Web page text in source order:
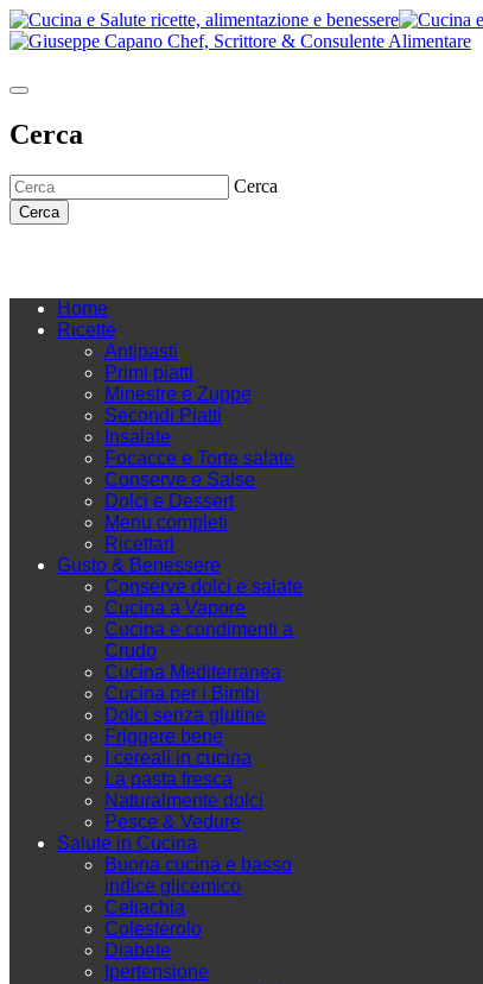
Cerca
Cerca
Cerca
Home
Ricette
Antipasti
Primi piatti
Minestre e Zuppe
Secondi Piatti
Insalate
Focacce e Torte salate
Conserve e Salse
Dolci e Dessert
Menu completi
Ricettari
Gusto & Benessere
Conserve dolci e salate
Cucina a Vapore
Cucina e condimenti a
Crudo
Cucina Mediterranea
Cucina per i Bimbi
Dolci senza glutine
Friggere bene
I cereali in cucina
La pasta fresca
Naturalmente dolci
Pesce & Vedure
Salute in Cucina
Buona cucina e basso
indice glicemico
Celiachia
Colesterolo
Diabete
Ipertensione